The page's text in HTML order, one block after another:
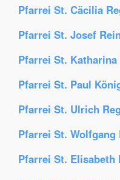
Pfarrei St. Cäcilia
Pfarrei St. Josef
Pfarrei St. Katharina
Pfarrei St. Paul
Pfarrei St. Ulrich
Pfarrei St. Wolfgang
Pfarrei St.